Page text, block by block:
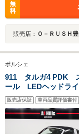
無
料
販売店： Ｏ－ＲＵＳＨ
ポルシェ
911 タルガ4 PDK
ール LEDヘッドラ
パワーシート 電動
ホワイトメタリッ
ナビ CD ETC
販売店保証 車両品質評価書付